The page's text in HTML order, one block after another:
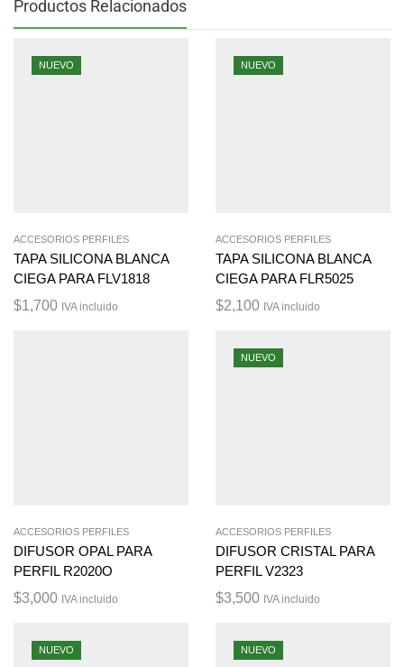
Productos Relacionados
NUEVO
ACCESORIOS PERFILES
TAPA SILICONA BLANCA
CIEGA PARA FLV1818
$1,700 IVA incluido
NUEVO
ACCESORIOS PERFILES
TAPA SILICONA BLANCA
CIEGA PARA FLR5025
$2,100 IVA incluido
ACCESORIOS PERFILES
DIFUSOR OPAL PARA
PERFIL R2020O
$3,000 IVA incluido
NUEVO
ACCESORIOS PERFILES
DIFUSOR CRISTAL PARA
PERFIL V2323
$3,500 IVA incluido
NUEVO NUEVO